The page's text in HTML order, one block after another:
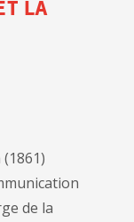
LA
(1861)
de la